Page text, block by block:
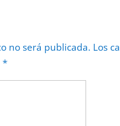
no será publicada. Los
*